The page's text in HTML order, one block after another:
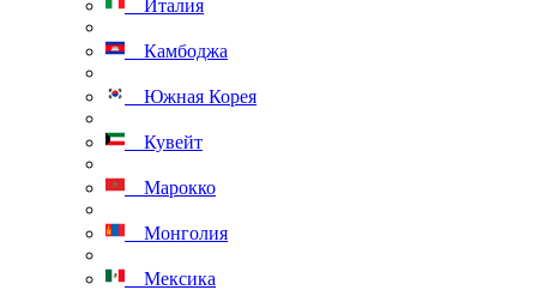
Италия
Камбоджа
Южная Корея
Кувейт
Марокко
Монголия
Мексика